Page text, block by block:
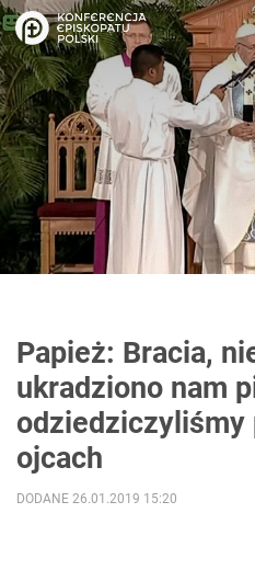
Papież: Bracia,
ukradziono nam
odziedziczyliśmy
ojcach
DODANE 26.01.2019 15:20